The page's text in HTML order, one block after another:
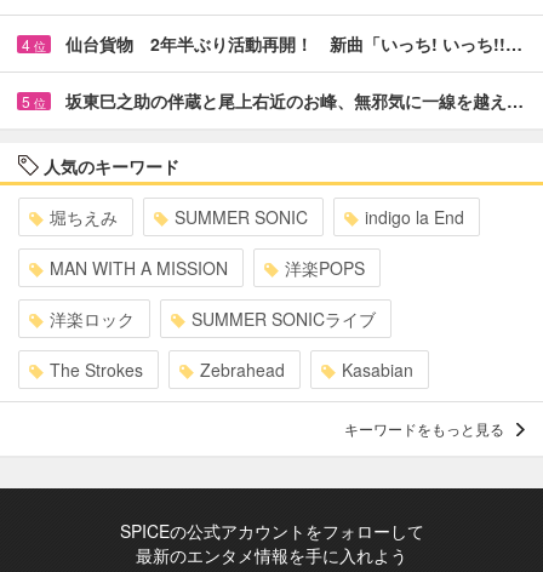
4 位 仙台貨物 2年半ぶり活動再開！ 新曲「いっち! いっち!!…
5 位 坂東巳之助の伴蔵と尾上右近のお峰、無邪気に一線を越え…
人気のキーワード
堀ちえみ SUMMER SONIC indigo la End
MAN WITH A MISSION 洋楽POPS
洋楽ロック SUMMER SONICライブ
The Strokes Zebrahead Kasabian
キーワードをもっと見る
SPICEの公式アカウントをフォローして
最新のエンタメ情報を手に入れよう